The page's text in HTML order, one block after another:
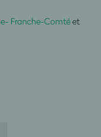
Franche-Comtéet